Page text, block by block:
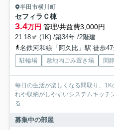
半田市横川町
セフィラＣ棟
3.4万円 管理/共益費3,000円
21.18㎡ (1K) /築34年 /2階建
名鉄河和線「阿久比」駅 徒歩
駐輪場 敷地内ごみ置き場 閑
毎日の生活が楽しくなる間取り、
れや収納がしやすいシステムキッチ
る
募集中の部屋